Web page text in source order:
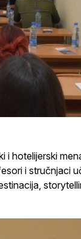
i hotelijerski
i stručnjaci